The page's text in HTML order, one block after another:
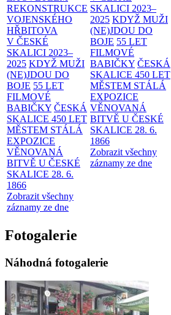
REKONSTRUKCE
VOJENSKÉHO
HŘBITOVA
V ČESKÉ
SKALICI 2023–
2025 KDYŽ MUŽI
(NE)JDOU DO
BOJE 55 LET
FILMOVÉ
BABIČKY ČESKÁ
SKALICE 450 LET
MĚSTEM STÁLÁ
EXPOZICE
VĚNOVANÁ
BITVĚ U ČESKÉ
SKALICE 28. 6.
1866
Zobrazit všechny
záznamy ze dne
SKALICI 2023–
2025 KDYŽ MUŽI
(NE)JDOU DO
BOJE 55 LET
FILMOVÉ
BABIČKY ČESKÁ
SKALICE 450 LET
MĚSTEM STÁLÁ
EXPOZICE
VĚNOVANÁ
BITVĚ U ČESKÉ
SKALICE 28. 6.
1866
Zobrazit všechny
záznamy ze dne
Fotogalerie
Náhodná fotogalerie